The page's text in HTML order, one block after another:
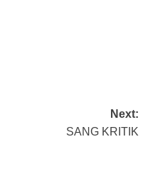
Next:
SANG KRITIK